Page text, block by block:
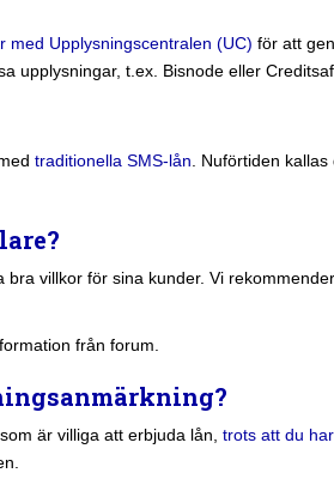
med Upplysningscentralen (UC) för att
upplysningar, t.ex. Bisnode eller
traditionella SMS-lån . Nuförtiden
villkor för sina kunder. Vi
från forum.
är villiga att erbjuda lån, trots att du